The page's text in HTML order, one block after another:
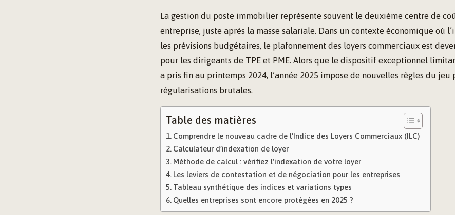
La gestion du poste immobilier représente souvent le deuxième centre de
entreprise, juste après la masse salariale. Dans un contexte économique où
les prévisions budgétaires, le plafonnement des loyers commerciaux est
pour les dirigeants de TPE et PME. Alors que le dispositif exceptionnel
a pris fin au printemps 2024, l’année 2025 impose de nouvelles règles du jeu
régularisations brutales.
Table des matières
Comprendre le nouveau cadre de l’Indice des Loyers Commerciaux (ILC)
Calculateur d’indexation de loyer
Méthode de calcul : vérifiez l'indexation de votre loyer
Les leviers de contestation et de négociation pour les entreprises
Tableau synthétique des indices et variations types
Quelles entreprises sont encore protégées en 2025 ?